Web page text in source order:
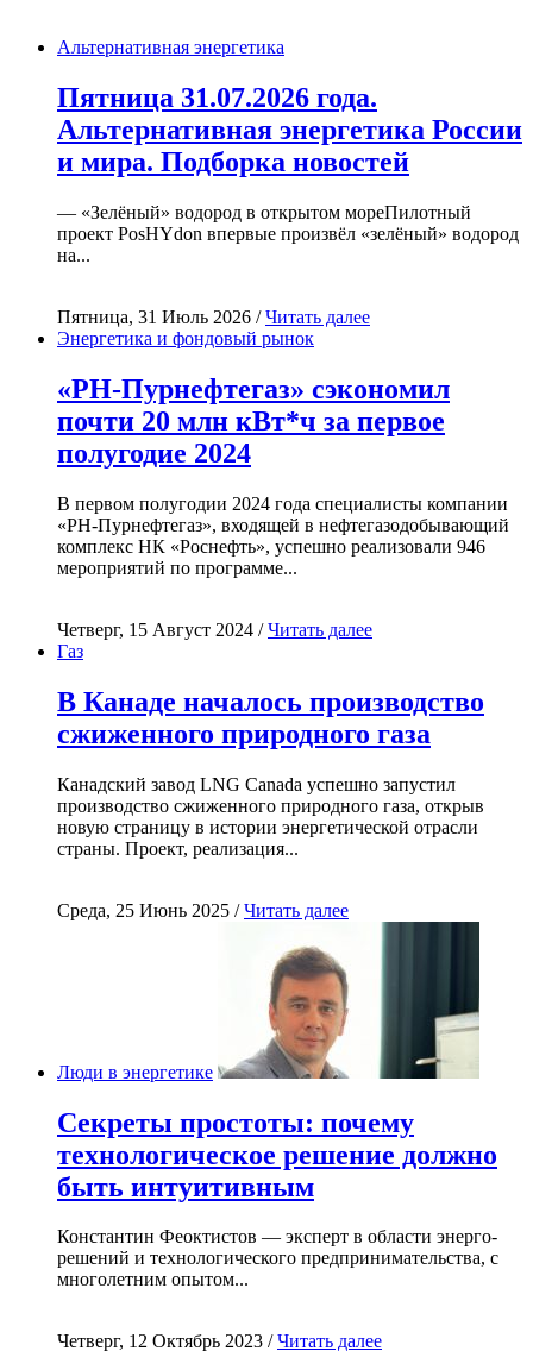
Альтернативная энергетика
Пятница 31.07.2026 года.
Альтернативная энергетика России
и мира. Подборка новостей
— «Зелёный» водород в открытом мореПилотный
проект PosHYdon впервые произвёл «зелёный» водород
на...
Пятница, 31 Июль 2026 /Читать далее
Энергетика и фондовый рынок
«РН-Пурнефтегаз» сэкономил
почти 20 млн кВт*ч за первое
полугодие 2024
В первом полугодии 2024 года специалисты компании
«РН-Пурнефтегаз», входящей в нефтегазодобывающий
комплекс НК «Роснефть», успешно реализовали 946
мероприятий по программе...
Четверг, 15 Август 2024 /Читать далее
Газ
В Канаде началось производство
сжиженного природного газа
Канадский завод LNG Canada успешно запустил
производство сжиженного природного газа, открыв
новую страницу в истории энергетической отрасли
страны. Проект, реализация...
Среда, 25 Июнь 2025 /Читать далее
Люди в энергетике
Секреты простоты: почему
технологическое решение должно
быть интуитивным
Константин Феоктистов — эксперт в области энерго-
решений и технологического предпринимательства, с
многолетним опытом...
Четверг, 12 Октябрь 2023 /Читать далее